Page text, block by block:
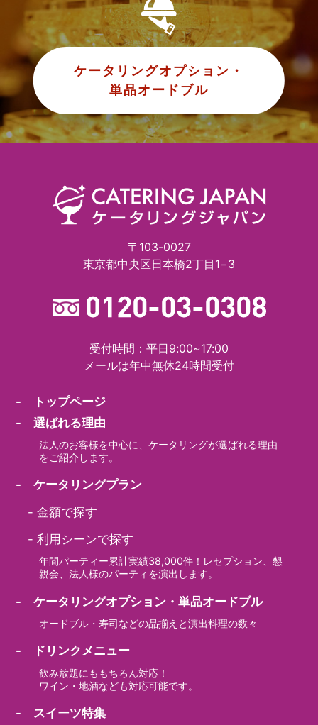
ケータリングオプション・
単品オードブル
〒103-0027
東京都中央区日本橋2丁目1−3
受付時間：平日9:00~17:00
メールは年中無休24時間受付
- トップページ
- 選ばれる理由
法人のお客様を中心に、ケータリングが選ばれる理由
をご紹介します。
- ケータリングプラン
-金額で探す
-利用シーンで探す
年間パーティー累計実績38,000件！レセプション、懇
親会、法人様のパーティを演出します。
- ケータリングオプション・単品オードブル
オードブル・寿司などの品揃えと演出料理の数々
- ドリンクメニュー
飲み放題にももちろん対応！
ワイン・地酒なども対応可能です。
- スイーツ特集